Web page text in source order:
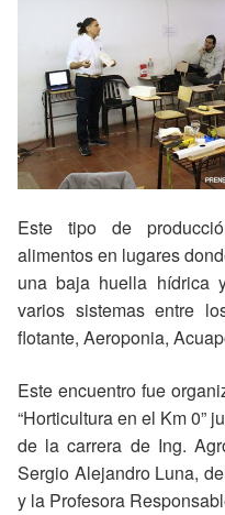
Este tipo de
alimentos en lugares
una baja huella hídrica
varios sistemas entre
flotante, Aeroponia,
Este encuentro fue
“Horticultura en el Km 0”
de la carrera de Ing.
Sergio Alejandro Luna,
y la Profesora